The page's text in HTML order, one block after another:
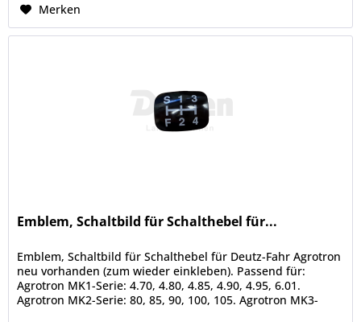
Merken
Emblem, Schaltbild für Schalthebel für...
Emblem, Schaltbild für Schalthebel für Deutz-Fahr Agrotron
neu vorhanden (zum wieder einkleben). Passend für:
Agrotron MK1-Serie: 4.70, 4.80, 4.85, 4.90, 4.95, 6.01.
Agrotron MK2-Serie: 80, 85, 90, 100, 105. Agrotron MK3-